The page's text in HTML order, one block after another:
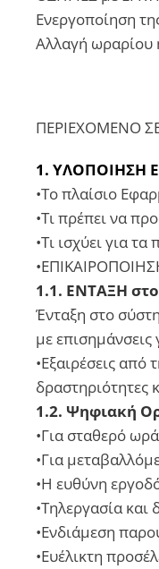
Ενεργοποίηση
Αλλαγή ωραρίου
ΠΕΡΙΕΧΟΜΕΝΟ
1. ΥΛΟΠΟΙΗΣΗ
•Το πλαίσιο
•Τι πρέπει να
•Τι ισχύει για
1.1. ΕΝΤΑΞΗ
Ένταξη στο
με επισημάνσεις
•Εξαιρέσεις
δραστηριότητες
1.2. Ψηφιακή
•Για σταθερό
•Για
•Η ευθύνη
•Τηλεργασία
•Ενδιάμεση
•Ευέλικτη